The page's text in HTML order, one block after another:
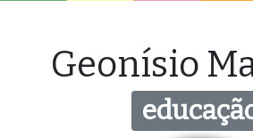
Geonísio